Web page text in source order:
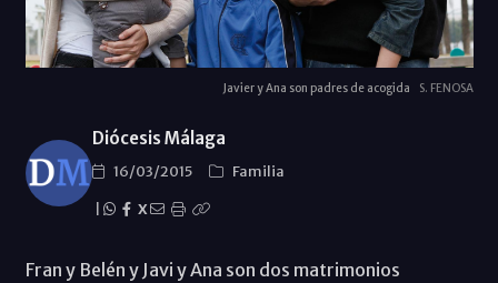
Javier y Ana son padres de acogida S. FENOSA
Diócesis Málaga
16/03/2015
Familia
X
Fran y Belén y Javi y Ana son dos matrimonios